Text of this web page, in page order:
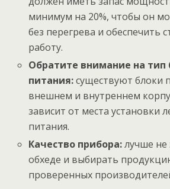
минимум на 20%, чтобы он
без перегрева и обеспечить
работу.
Обратите внимание на тип
питания:существуют блоки
внешнем и внутреннем
зависит от места установки
питания.
Качество прибора:лучше не
обхеде и выбирать
проверенных